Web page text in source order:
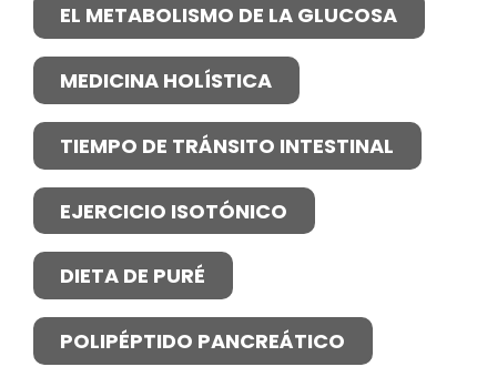
EL METABOLISMO DE LA GLUCOSA
MEDICINA HOLÍSTICA
TIEMPO DE TRÁNSITO INTESTINAL
EJERCICIO ISOTÓNICO
DIETA DE PURÉ
POLIPÉPTIDO PANCREÁTICO